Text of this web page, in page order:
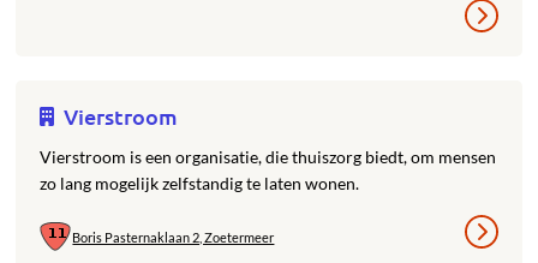
Vierstroom
Vierstroom is een organisatie, die thuiszorg biedt, om mensen
zo lang mogelijk zelfstandig te laten wonen.
Boris Pasternaklaan 2, Zoetermeer